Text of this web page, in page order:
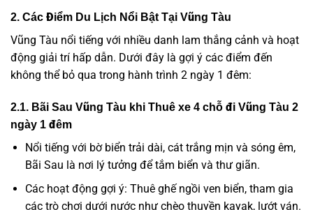
2. Các Điểm Du Lịch Nổi Bật Tại Vũng Tàu
Vũng Tàu nổi tiếng với nhiều danh lam thắng cảnh và hoạt
động giải trí hấp dẫn. Dưới đây là gợi ý các điểm đến
không thể bỏ qua trong hành trình 2 ngày 1 đêm:
2.1. Bãi Sau Vũng Tàu khi Thuê xe 4 chỗ đi Vũng Tàu 2
ngày 1 đêm
Nổi tiếng với bờ biển trải dài, cát trắng mịn và sóng êm,
Bãi Sau là nơi lý tưởng để tắm biển và thư giãn.
Các hoạt động gợi ý: Thuê ghế ngồi ven biển, tham gia
các trò chơi dưới nước như chèo thuyền kayak, lướt ván.